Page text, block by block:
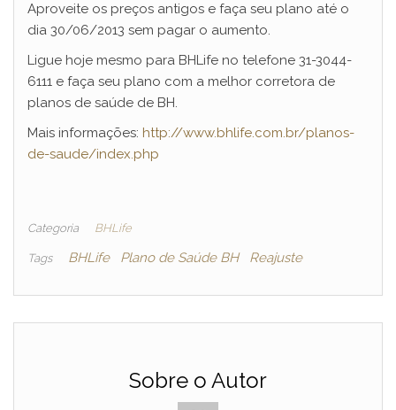
Aproveite os preços antigos e faça seu plano até o
dia 30/06/2013 sem pagar o aumento.
Ligue hoje mesmo para BHLife no telefone 31-3044-
6111 e faça seu plano com a melhor corretora de
planos de saúde de BH.
Mais informações: http://www.bhlife.com.br/planos-
de-saude/index.php
Categoria BHLife
Tags BHLife Plano de Saúde BH Reajuste
Sobre o Autor